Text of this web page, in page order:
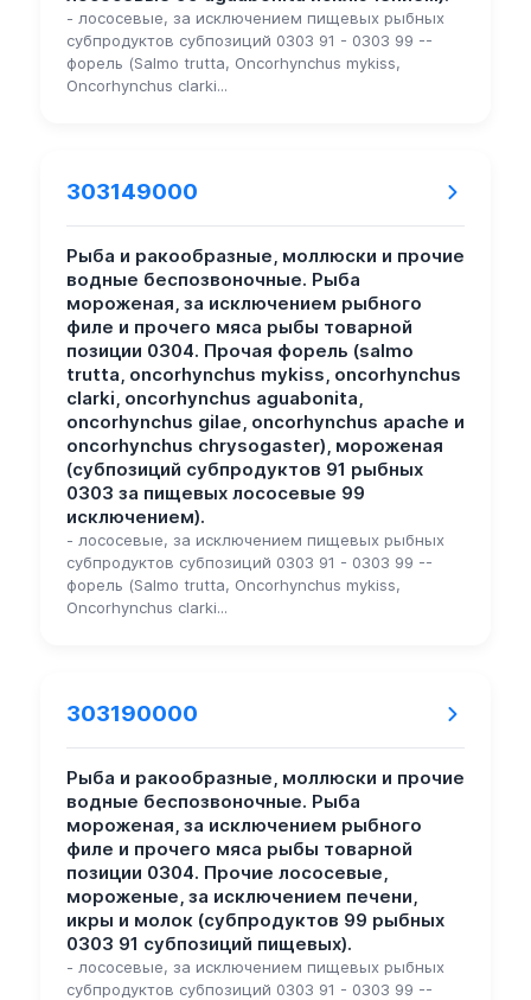
- лососевые, за исключением пищевых рыбных
субпродуктов субпозиций 0303 91 - 0303 99 --
форель (Salmo trutta, Oncorhynchus mykiss,
Oncorhynchus clarki...
303149000
Рыба и ракообразные, моллюски и прочие
водные беспозвоночные. Рыба
мороженая, за исключением рыбного
филе и прочего мяса рыбы товарной
позиции 0304. Прочая форель (salmo
trutta, oncorhynchus mykiss, oncorhynchus
clarki, oncorhynchus aguabonita,
oncorhynchus gilae, oncorhynchus apache и
oncorhynchus chrysogaster), мороженая
(субпозиций субпродуктов 91 рыбных
0303 за пищевых лососевые 99
исключением).
- лососевые, за исключением пищевых рыбных
субпродуктов субпозиций 0303 91 - 0303 99 --
форель (Salmo trutta, Oncorhynchus mykiss,
Oncorhynchus clarki...
303190000
Рыба и ракообразные, моллюски и прочие
водные беспозвоночные. Рыба
мороженая, за исключением рыбного
филе и прочего мяса рыбы товарной
позиции 0304. Прочие лососевые,
мороженые, за исключением печени,
икры и молок (субпродуктов 99 рыбных
0303 91 субпозиций пищевых).
- лососевые, за исключением пищевых рыбных
субпродуктов субпозиций 0303 91 - 0303 99 --